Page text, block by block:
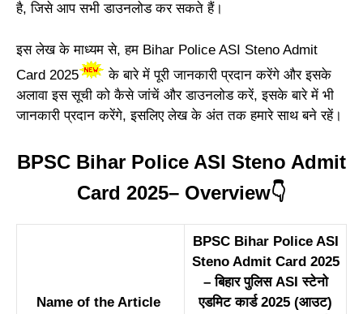
है, जिसे आप सभी डाउनलोड कर सकते हैं।
इस लेख के माध्यम से, हम Bihar Police ASI Steno Admit
Card 2025
के बारे में पूरी जानकारी प्रदान करेंगे और इसके
अलावा इस सूची को कैसे जांचें और डाउनलोड करें, इसके बारे में भी
जानकारी प्रदान करेंगे, इसलिए लेख के अंत तक हमारे साथ बने रहें।
BPSC Bihar Police ASI Steno Admit
Card 2025– Overview👇
Name of the Article
BPSC Bihar Police ASI
Steno Admit Card 2025
– बिहार पुलिस ASI स्टेनो
एडमिट कार्ड 2025 (आउट)